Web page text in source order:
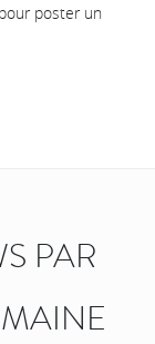
pour poster un
PAR